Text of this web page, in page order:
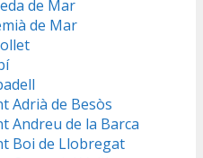
de Mar
de Mar
Adrià de Besòs
Andreu de la Barca
Boi de Llobregat